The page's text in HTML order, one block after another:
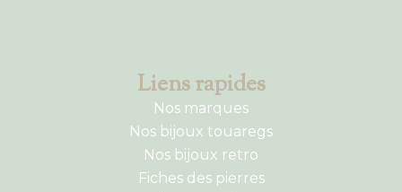
Liens rapides
Nos marques
Nos bijoux touaregs
Nos bijoux retro
Fiches des pierres